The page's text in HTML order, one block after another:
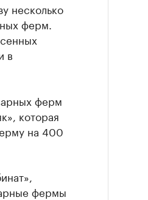
несколько
ферм.
в
ферм
которая
на 400
фермы